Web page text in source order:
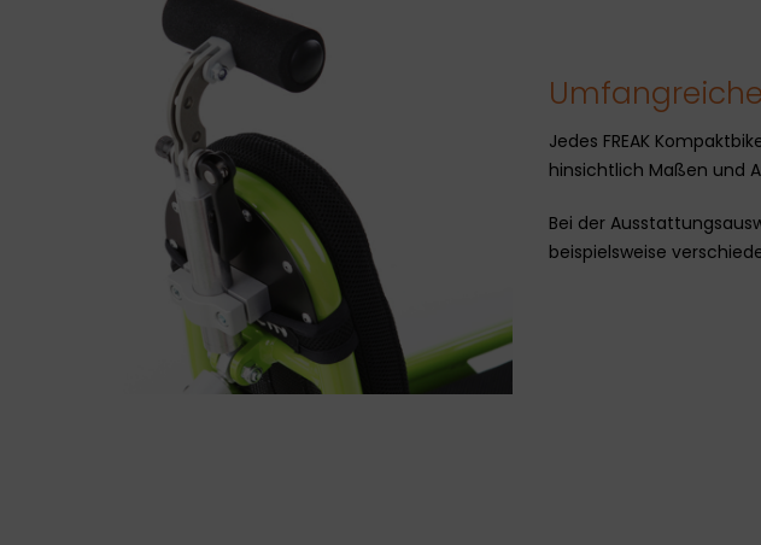
Jedes FREAK
hinsichtlich Maßen und
Bei der
beispielsweise